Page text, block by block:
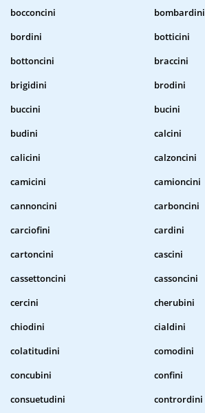
bocconcini
bombardini
bordini
botticini
bottoncini
braccini
brigidini
brodini
buccini
bucini
budini
calcini
calicini
calzoncini
camicini
camioncini
cannoncini
carboncini
carciofini
cardini
cartoncini
cascini
cassettoncini
cassoncini
cercini
cherubini
chiodini
cialdini
colatitudini
comodini
concubini
confini
consuetudini
contrordini